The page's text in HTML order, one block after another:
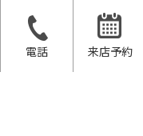
電話
来店予約